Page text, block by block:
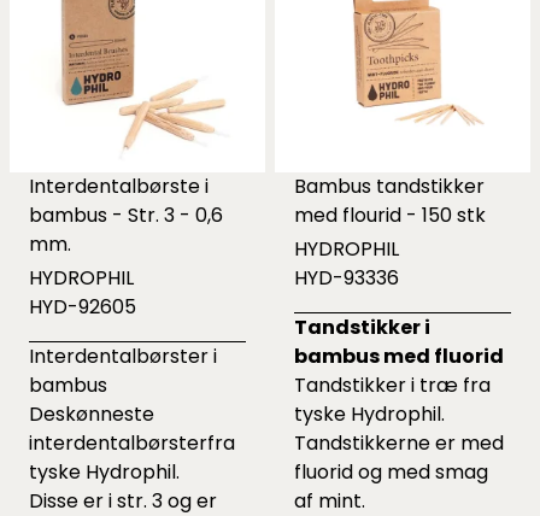
Interdentalbørste i
bambus - Str. 3 - 0,6
mm.
HYDROPHIL
HYD-92605
Interdentalbørster i
bambus
Deskønneste
interdentalbørsterfra
tyske Hydrophil.
Disse er i str. 3 og er
Bambus tandstikker
med flourid - 150 stk
HYDROPHIL
HYD-93336
Tandstikker i
bambus med fluorid
Tandstikker i træ fra
tyske Hydrophil.
Tandstikkerne er med
fluorid og med smag
af mint.